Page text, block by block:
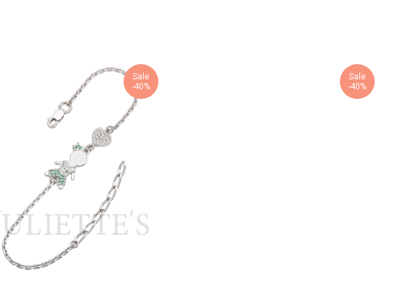
Sale
-40%
Sale
-40%